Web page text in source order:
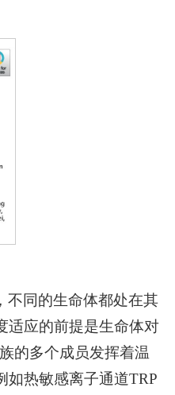
不同的生命体都处在其
适应的前提是生命体对
的多个成员发挥着温
如热敏感离子通道TRP